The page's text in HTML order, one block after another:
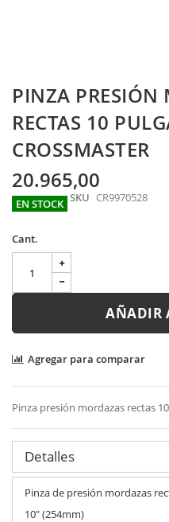
Skip
to
the
beginning
of
the
images
gallery
PINZA PRESIÓN
RECTAS 10
CROSSMASTER
20.965,00
EN STOCK SKU CR9970528
Cant.
AÑADIR
Agregar para comparar
Pinza presión mordazas rectas
Detalles
Pinza de presión mordazas
10" (254mm)